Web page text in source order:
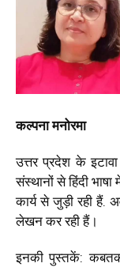
कल्पना मनोरमा
उत्तर प्रदेश के
संस्थानों से हिंदी
कार्य से जुड़ी रही हैं.
लेखन कर रही हैं।
इनकी पुस्तकें: